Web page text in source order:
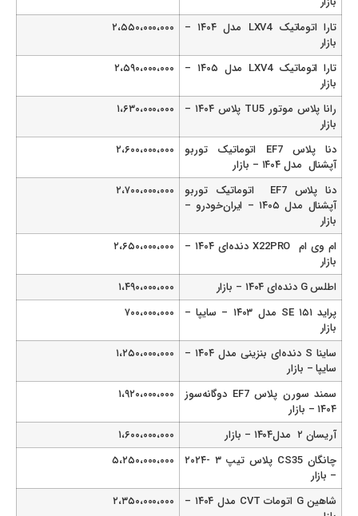
تارا اتوماتیک LXV4 مدل ۱۴۰۴ –
۲،۵۵۰،۰۰۰،۰۰۰
تارا اتوماتیک LXV4 مدل ۱۴۰۵ –
۲،۵۹۰،۰۰۰،۰۰۰
رانا پلاس موتور TU5 پلاس ۱۴۰۴ –
۱،۶۳۰،۰۰۰،۰۰۰
دنا پلاس EF7 اتوماتیک توربو
آپشنال مدل ۱۴۰۴ – بازار
۲،۶۰۰،۰۰۰،۰۰۰
دنا پلاس EF7 اتوماتیک توربو
آپشنال مدل ۱۴۰۵ – ایران‌خودرو –
۲،۷۰۰،۰۰۰،۰۰۰
ام وی ام X22PRO دنده‌ای ۱۴۰۴ –
۲،۶۵۰،۰۰۰،۰۰۰
اطلس G دنده‌ای ۱۴۰۴ – بازار
۱،۴۹۰،۰۰۰،۰۰۰
پراید SE ۱۵۱ مدل ۱۴۰۳ – سایپا –
۷۰۰،۰۰۰،۰۰۰
ساینا S دنده‌ای بنزینی مدل ۱۴۰۴ –
سایپا – بازار
۱،۲۵۰،۰۰۰،۰۰۰
سمند سورن پلاس EF7 دوگانه‌سوز
۱۴۰۴ – بازار
۱،۹۲۰،۰۰۰،۰۰۰
آریسان ۲ مدل۱۴۰۴ – بازار
۱،۶۰۰،۰۰۰،۰۰۰
چانگان CS35 پلاس تیپ ۳ -۲۰۲۴
– بازار
۵،۲۵۰،۰۰۰،۰۰۰
شاهین G اتومات CVT مدل ۱۴۰۴ –
۲،۳۵۰،۰۰۰،۰۰۰